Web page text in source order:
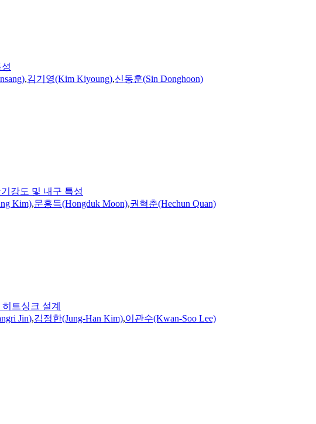
,김기영(Kim Kiyoung),신동훈(Sin Donghoon)
강도 및 내구 특성
Kim),문홍득(Hongduk Moon),권혁춘(Hechun Quan)
트싱크 설계
Jin),김정한(Jung-Han Kim),이관수(Kwan-Soo Lee)